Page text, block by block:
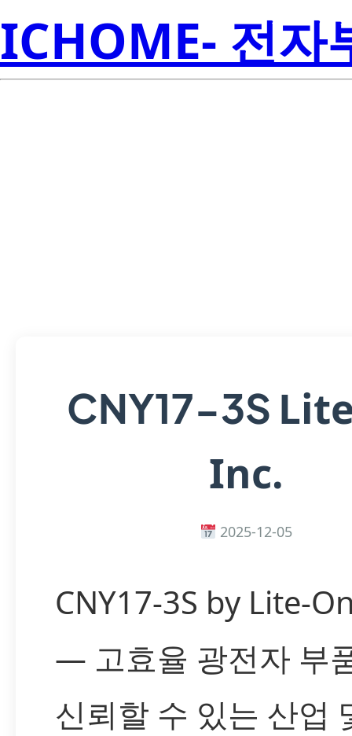
ICHOME- 전자
CNY17-3S
Inc.
2025-12-05
CNY17-3S by Lite-
— 고효율 광전자 부
신뢰할 수 있는 산업